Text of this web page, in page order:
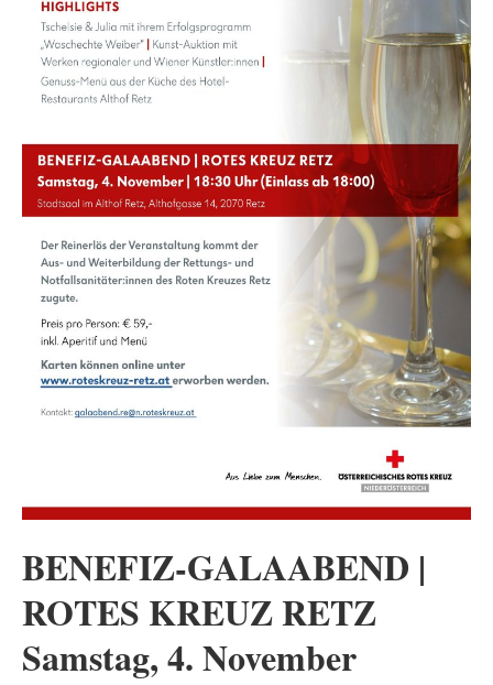
BENEFIZ-GALAABEND |
ROTES KREUZ RETZ
Samstag, 4. November